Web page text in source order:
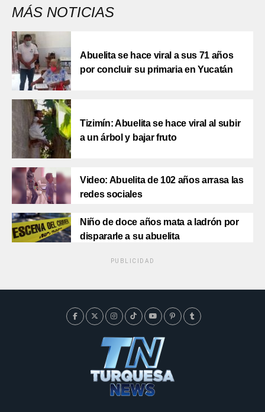
MÁS NOTICIAS
Abuelita se hace viral a sus 71 años
por concluir su primaria en Yucatán
Tizimín: Abuelita se hace viral al subir
a un árbol y bajar fruto
Video: Abuelita de 102 años arrasa las
redes sociales
Niño de doce años mata a ladrón por
dispararle a su abuelita
PUBLICIDAD